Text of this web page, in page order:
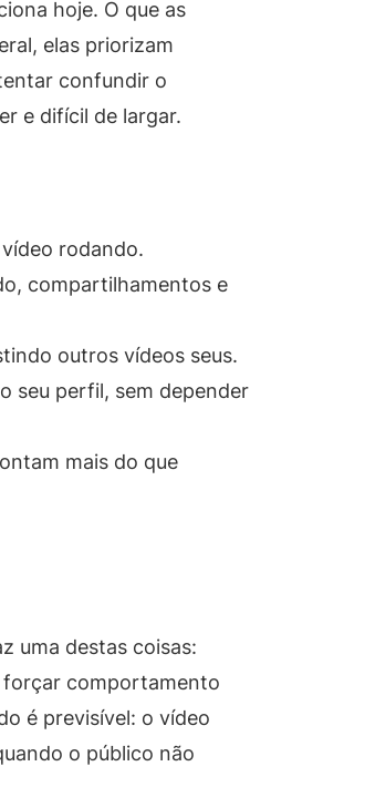
hoje. O que as
elas priorizam
confundir o
e difícil de largar.
rodando.
compartilhamentos e
outros vídeos seus.
seu perfil, sem depender
mais do que
uma destas coisas:
forçar comportamento
é previsível: o vídeo
o público não